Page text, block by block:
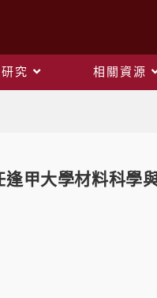
究 相關資源
甲大學材料科學